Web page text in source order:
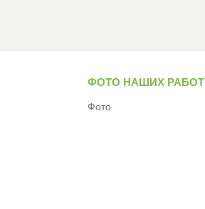
ФОТО НАШИХ РАБОТ
Фото